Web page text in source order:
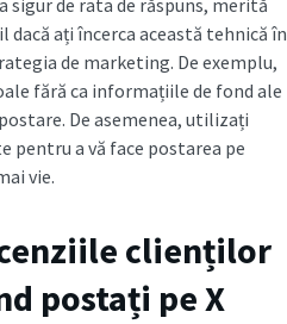
sigur de rata de răspuns, merită
dacă ați încerca această tehnică în
de marketing. De exemplu,
fără ca informațiile de fond ale
De asemenea, utilizați
pentru a vă face postarea pe
vie.
clienților
postați pe X